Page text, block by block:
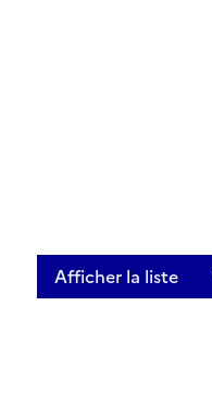
Afficher la liste